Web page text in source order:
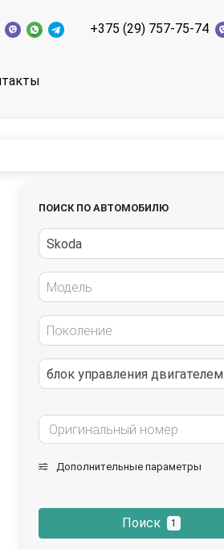
+375 (29) 757-75-74
ПОИСК ПО АВТОМОБИЛЮ
Skoda
Модель
Поколение
блок управления двигателем
Дополнительные параметры
Поиск 1